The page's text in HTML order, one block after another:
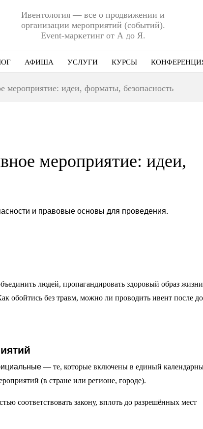
Ивентология — все о продвижении и
организации мероприятий (событий).
Event-маркетинг от А до Я.
АФИША УСЛУГИ КУРСЫ
мероприятие: идеи, форматы, безопасность
мероприятие: идеи,
и правовые основы для проведения.
людей, пропагандировать здоровый образ
обойтись без травм, можно ли проводить ивент после
— те, которые включены в единый
(в стране или регионе, городе).
соответствовать закону, вплоть до разрешённых мест